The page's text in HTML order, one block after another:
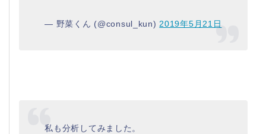
— 野菜くん (@consul_kun) 2019年5月21日
私も分析してみました。